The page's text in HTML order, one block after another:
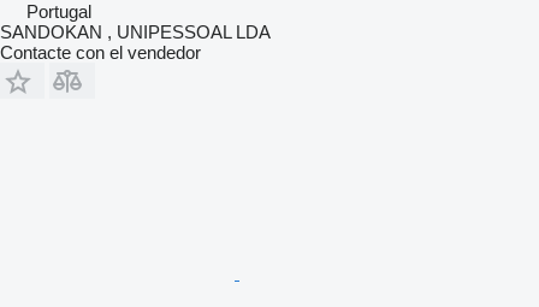
Portugal
SANDOKAN , UNIPESSOAL LDA
Contacte con el vendedor